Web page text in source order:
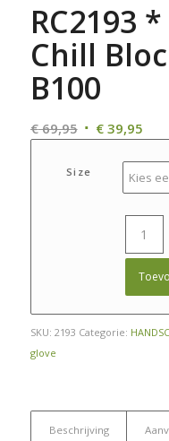
RC2193
Chill
B100
€69,95
was:
€ 69,95.
€39,95
€
Size
SKU: 2193 Categorie:
glove
Beschrijving